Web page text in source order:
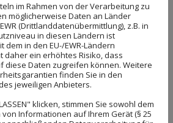
GmbH als
im Rahmen von der Verarbeitung zu
möglicherweise Daten an Länder
(Drittlanddatenübermittlung), z.B. in
in diesen Ländern ist
dem in den EU-/EWR-Ländern
daher ein erhöhtes Risiko, dass
diese Daten zugreifen können. Weitere
finden Sie in den
jeweiligen Anbieters.
klicken, stimmen Sie sowohl dem
Informationen auf Ihrem Gerät (§ 25